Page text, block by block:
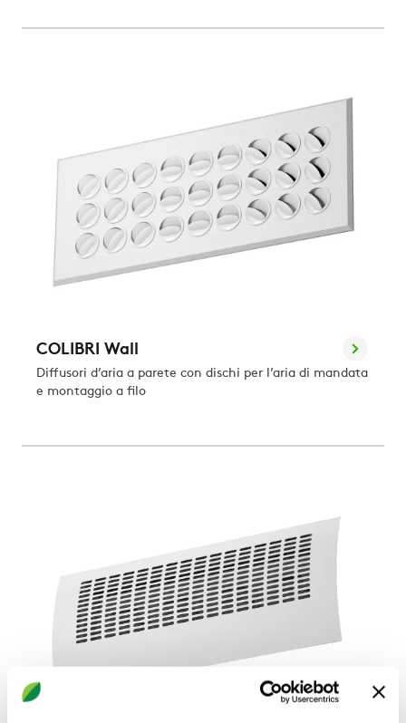
COLIBRI Wall
Diffusori d’aria a parete con dischi per l’aria di mandata
e montaggio a filo